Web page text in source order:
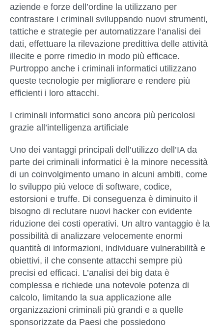
aziende e forze dell’ordine la utilizzano per
contrastare i criminali sviluppando nuovi strumenti,
tattiche e strategie per automatizzare l’analisi dei
dati, effettuare la rilevazione predittiva delle attività
illecite e porre rimedio in modo più efficace.
Purtroppo anche i criminali informatici utilizzano
queste tecnologie per migliorare e rendere più
efficienti i loro attacchi.
I criminali informatici sono ancora più pericolosi
grazie all’intelligenza artificiale
Uno dei vantaggi principali dell’utilizzo dell’IA da
parte dei criminali informatici è la minore necessità
di un coinvolgimento umano in alcuni ambiti, come
lo sviluppo più veloce di software, codice,
estorsioni e truffe. Di conseguenza è diminuito il
bisogno di reclutare nuovi hacker con evidente
riduzione dei costi operativi. Un altro vantaggio è la
possibilità di analizzare velocemente enormi
quantità di informazioni, individuare vulnerabilità e
obiettivi, il che consente attacchi sempre più
precisi ed efficaci. L’analisi dei big data è
complessa e richiede una notevole potenza di
calcolo, limitando la sua applicazione alle
organizzazioni criminali più grandi e a quelle
sponsorizzate da Paesi che possiedono